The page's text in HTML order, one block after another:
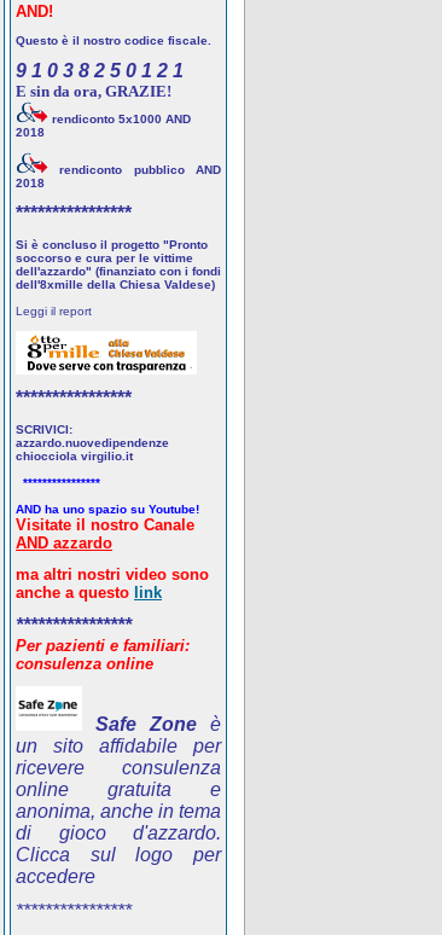
AND!
Questo è il nostro codice fiscale.
9 1 0 3 8 2 5 0 1 2 1
E sin da ora, GRAZIE!
rendiconto 5x1000 AND
2018
rendiconto pubblico AND
2018
****************
Si è concluso il progetto "Pronto
soccorso e cura per le vittime
dell'azzardo" (finanziato con i fondi
dell'8xmille della Chiesa Valdese)
Leggi il report
****************
SCRIVICI:
azzardo.nuovedipendenze
chiocciola virgilio.it
****************
AND ha uno spazio su Youtube!
Visitate il nostro Canale
AND azzardo
ma altri nostri video sono
anche a questo link
****************
Per pazienti e familiari:
consulenza online
Safe Zone è
un sito affidabile per
ricevere consulenza
online gratuita e
anonima, anche in tema
di gioco d'azzardo.
Clicca sul logo per
accedere
****************